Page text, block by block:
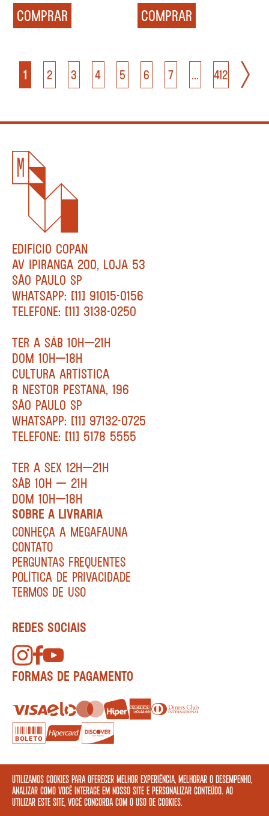
COMPRAR
COMPRAR
1 2 3 4 5 6 7 ... 412
Utilizamos cookies para oferecer melhor experiência, melhorar o desempenho,
analizar como você interage em nosso site e personalizar conteúdo. Ao
utilizar este site, você concorda com o uso de cookies.
EDIFÍCIO COPAN
AV IPIRANGA 200, LOJA 53
SÃO PAULO SP
WHATSAPP: [11] 91015-0156
TELEFONE: [11] 3138-0250
TER A SÁB 10H—21H
DOM 10H—18H
CULTURA ARTÍSTICA
R NESTOR PESTANA, 196
SÃO PAULO SP
WHATSAPP: [11] 97132-0725
TELEFONE: [11] 5178 5555
TER A SEX 12H—21H
SÁB 10H — 21H
DOM 10H—18H
SOBRE A LIVRARIA
CONHEÇA A MEGAFAUNA
CONTATO
PERGUNTAS FREQUENTES
POLÍTICA DE PRIVACIDADE
TERMOS DE USO
REDES SOCIAIS
FORMAS DE PAGAMENTO
ASSINE A NOSSA NEWSLETTER